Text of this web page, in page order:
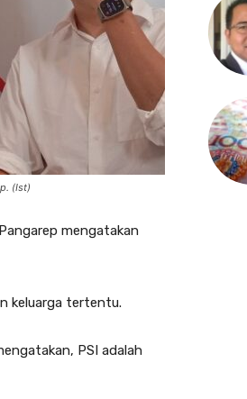
(Ist)
mengatakan
keluarga tertentu.
PSI adalah